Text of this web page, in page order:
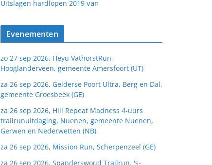
Uitslagen hardlopen 2019 van
Evenementen
zo 27 sep 2026, Heyu VathorstRun,
Hooglanderveen, gemeente Amersfoort (UT)
za 26 sep 2026, Gelderse Poort Ultra, Berg en Dal,
gemeente Groesbeek (GE)
za 26 sep 2026, Hill Repeat Madness 4-uurs
trailrunuitdaging, Nuenen, gemeente Nuenen,
Gerwen en Nederwetten (NB)
za 26 sep 2026, Mission Run, Scherpenzeel (GE)
za 26 sep 2026, Spanderswoud Trailrun, 's-